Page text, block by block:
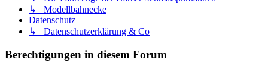
↳ Modellbahnecke
Datenschutz
↳ Datenschutzerklärung & Co
Berechtigungen in diesem Forum